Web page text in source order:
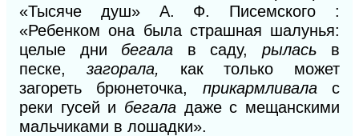
«Тысяче душ» А. Ф. Писемского :
«Ребенком она была страшная шалунья:
целые дни бегала в саду, рылась в
песке, загорала, как только может
загореть брюнеточка, прикармливалас
реки гусей и бегала даже с мещанскими
мальчиками в лошадки».